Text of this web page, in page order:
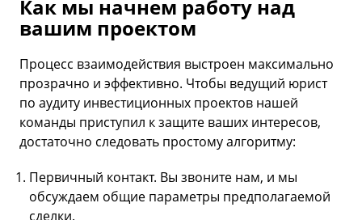
Как мы начнем работу над
вашим проектом
Процесс взаимодействия выстроен максимально
прозрачно и эффективно. Чтобы ведущий юрист
по аудиту инвестиционных проектов нашей
команды приступил к защите ваших интересов,
достаточно следовать простому алгоритму:
Первичный контакт. Вы звоните нам, и мы
обсуждаем общие параметры предполагаемой
сделки.